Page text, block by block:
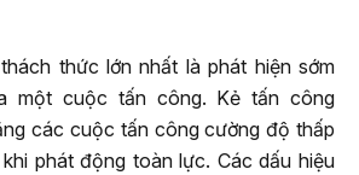
thức lớn nhất là phát hiện sớm
một cuộc tấn công. Kẻ tấn công
các cuộc tấn công cường độ thấp
phát động toàn lực. Các dấu hiệu